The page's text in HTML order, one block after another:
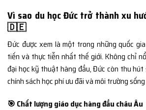
Vì sao du học Đức trở thành xu
🇩🇪
Đức được xem là một trong những quốc
tiến và thực tiễn nhất thế giới. Không chỉ
đại học kỹ thuật hàng đầu, Đức còn thu
chính sách học phí ưu đãi và môi trường
🎯 Chất lượng giáo dục hàng đầu châu Âu